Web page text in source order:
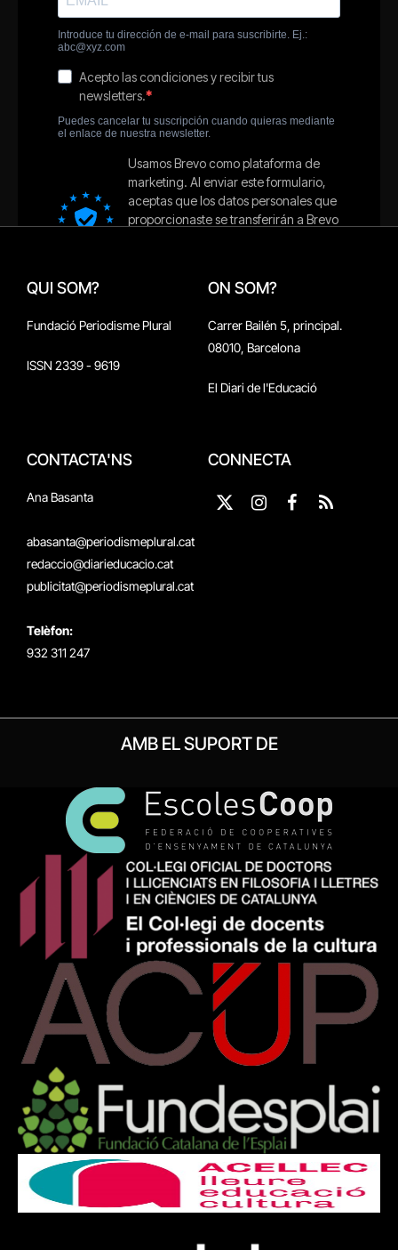
QUI SOM?
Fundació Periodisme Plural
ISSN 2339 - 9619
ON SOM?
Carrer Bailén 5, principal.
08010, Barcelona
El Diari de l'Educació
CONTACTA'NS
Ana Basanta
abasanta@periodismeplural.cat
redaccio@diarieducacio.cat
publicitat@periodismeplural.cat
Telèfon:
932 311 247
CONNECTA
X
Instagram
Facebook
RSS
AMB EL SUPORT DE